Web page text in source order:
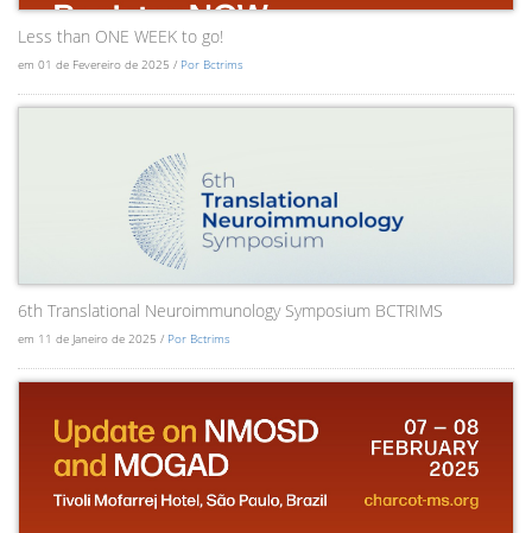
Less than ONE WEEK to go!
em 01 de Fevereiro de 2025 / Por Bctrims
6th Translational Neuroimmunology Symposium BCTRIMS
em 11 de Janeiro de 2025 / Por Bctrims